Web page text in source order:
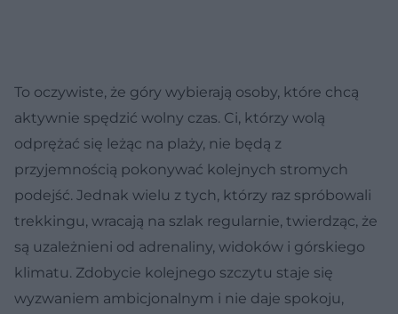
To oczywiste, że góry wybierają osoby, które chcą
aktywnie spędzić wolny czas. Ci, którzy wolą
odprężać się leżąc na plaży, nie będą z
przyjemnością pokonywać kolejnych stromych
podejść. Jednak wielu z tych, którzy raz spróbowali
trekkingu, wracają na szlak regularnie, twierdząc, że
są uzależnieni od adrenaliny, widoków i górskiego
klimatu. Zdobycie kolejnego szczytu staje się
wyzwaniem ambicjonalnym i nie daje spokoju,